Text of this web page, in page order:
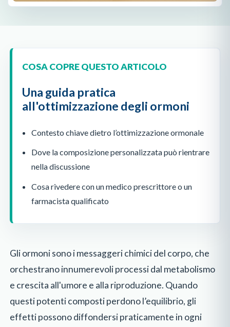
COSA COPRE QUESTO ARTICOLO
Una guida pratica
all'ottimizzazione degli ormoni
Contesto chiave dietro l’ottimizzazione ormonale
Dove la composizione personalizzata può rientrare
nella discussione
Cosa rivedere con un medico prescrittore o un
farmacista qualificato
Gli ormoni sono i messaggeri chimici del corpo, che
orchestrano innumerevoli processi dal metabolismo
e crescita all'umore e alla riproduzione. Quando
questi potenti composti perdono l’equilibrio, gli
effetti possono diffondersi praticamente in ogni